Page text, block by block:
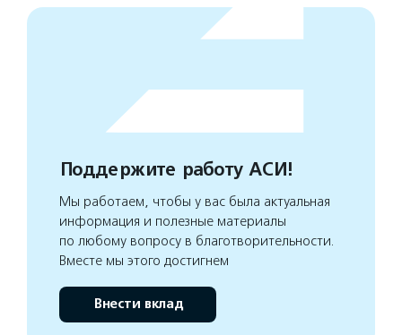
Поддержите работу АСИ!
Мы работаем, чтобы у вас была актуальная
информация и полезные материалы
по любому вопросу в благотворительности.
Вместе мы этого достигнем
Внести вклад